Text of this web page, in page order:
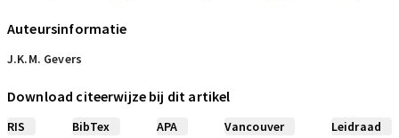
Auteursinformatie
J.K.M. Gevers
Download citeerwijze bij dit artikel
RIS BibTex APA Vancouver Leidraad